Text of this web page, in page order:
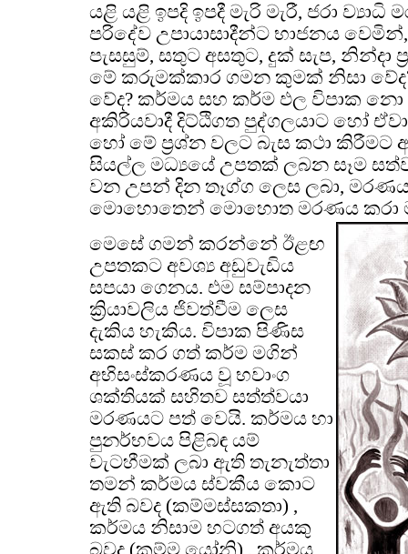
යළි යළි ඉපදි ඉපදී මැරි මැරී, ජරා
පරිදේව උපායාසාදීන්ට භාජනය
පැසසුම්, සතුට අසතුට, දුක් සැප, නින්දා
මේ කරුමක්කාර ගමන කුමක් නිසා
වේද? කර්මය සහ කර්ම ඵල විපාක
අකිරියවාදී දිට්ඨිගත පුද්ගලයාට හෝ
හෝ මේ ප්‍රශ්න වලට බැස කථා කිරීමට
සියල්ල මධ්‍යයේ උපතක් ලබන සෑම
වන උපන් දින තෑග්ග ලෙස ලබා,
මොහොතෙන් මොහොත මරණය කරා
මෙසේ ගමන් කරන්නේ ඊළඟ
උපතකට අවශ්‍ය අඩුවැඩිය
සපයා ගෙනය. එම සම්පාදන
ක්‍රියාවලිය ජිවත්වීම ලෙස
දැකිය හැකිය. විපාක පිණිස
සකස් කර ගත් කර්ම මගින්
අභිසංස්කරණය වූ භවාංග
ශක්තියක් සහිතව සත්ත්වයා
මරණයට පත් වෙයි. කර්මය හා
පුනර්භවය පිළිබඳ යම්
වැටහීමක් ලබා ඇති තැනැත්තා
තමන් කර්මය ස්වකීය කොට
ඇති බවද (කම්මස්සකතා) ,
කර්මය නිසාම හටගත් අයකු
බවද (කම්ම යෝනි) , කර්මය